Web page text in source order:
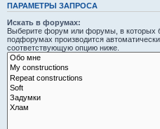
ПАРАМЕТРЫ ЗАПРОСА
Искать в форумах:
Выберите форум или форумы, в которых
подфорумах производится
соответствующую опцию ниже.